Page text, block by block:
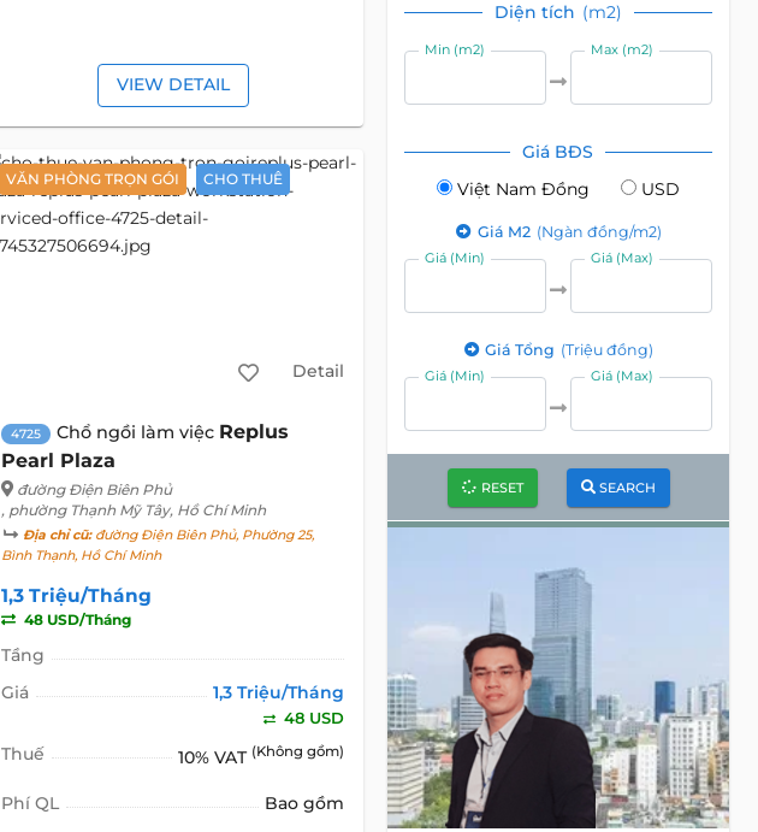
VIEW DETAIL
VĂN PHÒNG TRỌN GÓI CHO THUÊ
Detail
4725 Chổ ngồi làm việc Replus
Pearl Plaza
đường Điện Biên Phủ
, phường Thạnh Mỹ Tây, Hồ Chí Minh
Địa chỉ cũ:đường Điện Biên Phủ, Phường 25,
Bình Thạnh, Hồ Chí Minh
1,3 Triệu/Tháng
48 USD/Tháng
Tầng
Giá
1,3 Triệu/Tháng
48 USD
Thuế 10% VAT (Không gồm)
Phí QL Bao gồm
Diện tích (m2)
Min (m2) Max (m2)
Giá BĐS
Việt Nam Đồng
USD
Giá M2 (Ngàn đồng/m2)
Giá (Min) Giá (Max)
Giá Tổng (Triệu đồng)
Giá (Min) Giá (Max)
RESET SEARCH